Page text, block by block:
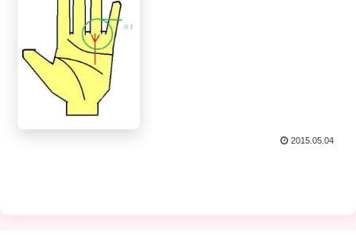
2015.05.04